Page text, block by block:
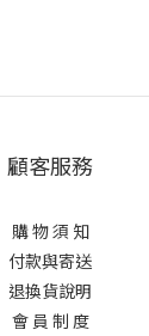
顧客服務
購 物 須 知
付款與寄送
退換貨說明
會 員 制 度